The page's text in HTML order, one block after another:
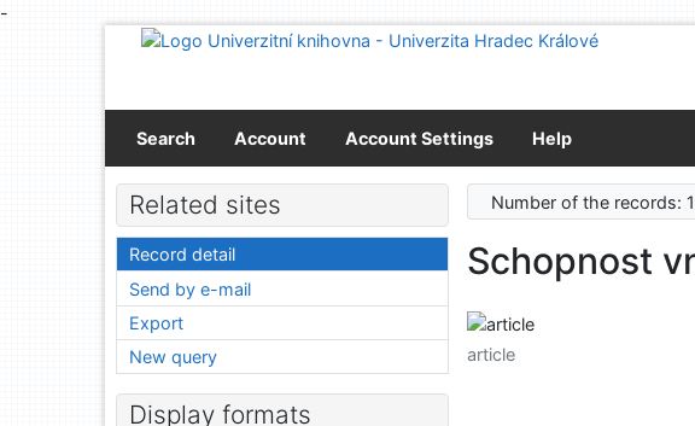
-
Go to content
Search Account Account Settings Help
Number of the records: 1
Schopnost
article
Related sites
Record detail
Send by e-mail
Export
New query
Display formats